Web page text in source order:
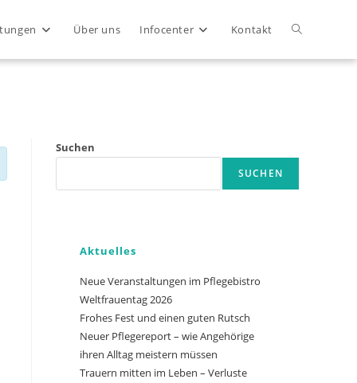
Über uns Infocenter Kontakt Website-
Suchen
SUCHEN
Aktuelles
Neue Veranstaltungen im Pflegebistro
Weltfrauentag 2026
Frohes Fest und einen guten Rutsch
Neuer Pflegereport – wie Angehörige
ihren Alltag meistern müssen
Trauern mitten im Leben – Verluste